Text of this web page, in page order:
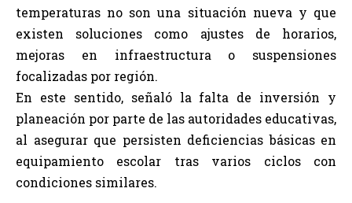
temperaturas no son una situación nueva y que
existen soluciones como ajustes de horarios,
mejoras en infraestructura o suspensiones
focalizadas por región.
En este sentido, señaló la falta de inversión y
planeación por parte de las autoridades educativas,
al asegurar que persisten deficiencias básicas en
equipamiento escolar tras varios ciclos con
condiciones similares.